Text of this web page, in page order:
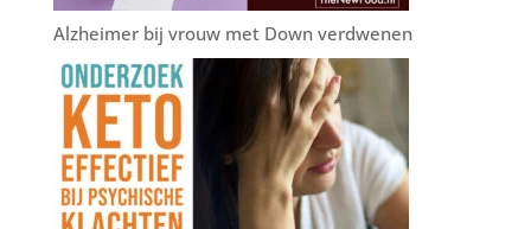
Alzheimer bij vrouw met Down verdwenen